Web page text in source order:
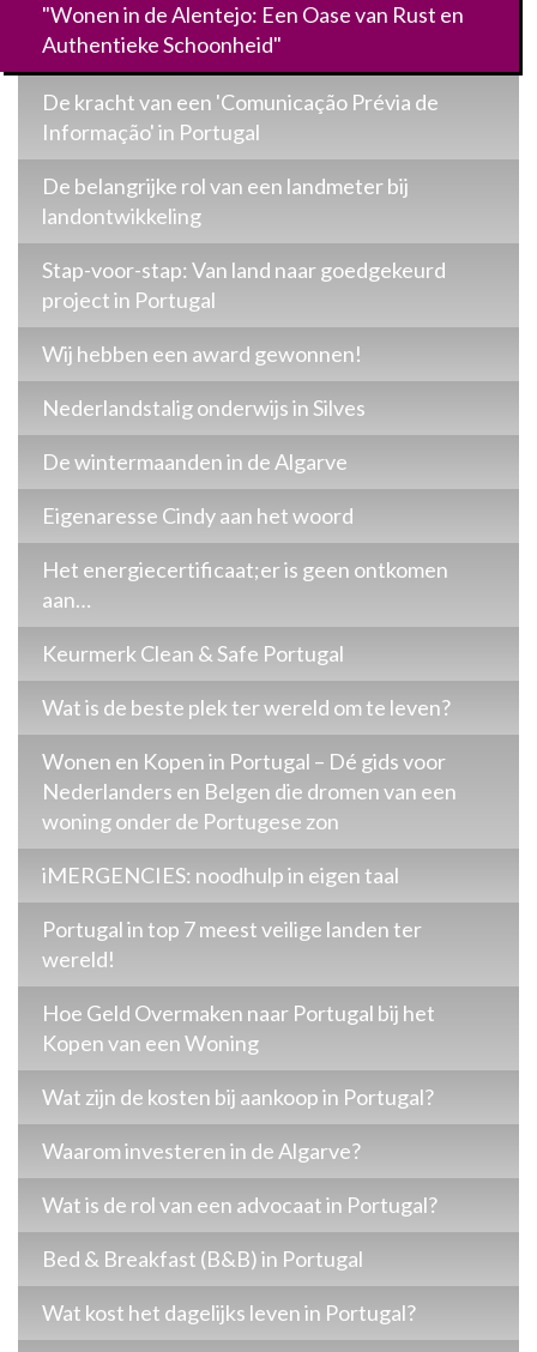
"Wonen in de Alentejo: Een Oase van Rust en
Authentieke Schoonheid"
De kracht van een 'Comunicação Prévia de
Informação' in Portugal
De belangrijke rol van een landmeter bij
landontwikkeling
Stap-voor-stap: Van land naar goedgekeurd
project in Portugal
Wij hebben een award gewonnen!
Nederlandstalig onderwijs in Silves
De wintermaanden in de Algarve
Eigenaresse Cindy aan het woord
Het energiecertificaat;er is geen ontkomen
aan…
Keurmerk Clean & Safe Portugal
Wat is de beste plek ter wereld om te leven?
Wonen en Kopen in Portugal – Dé gids voor
Nederlanders en Belgen die dromen van een
woning onder de Portugese zon
iMERGENCIES: noodhulp in eigen taal
Portugal in top 7 meest veilige landen ter
wereld!
Hoe Geld Overmaken naar Portugal bij het
Kopen van een Woning
Wat zijn de kosten bij aankoop in Portugal?
Waarom investeren in de Algarve?
Wat is de rol van een advocaat in Portugal?
Bed & Breakfast (B&B) in Portugal
Wat kost het dagelijks leven in Portugal?